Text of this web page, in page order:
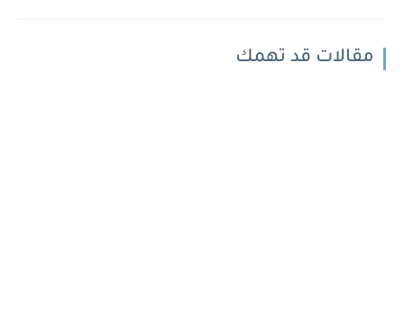
مقالات قد تهمك